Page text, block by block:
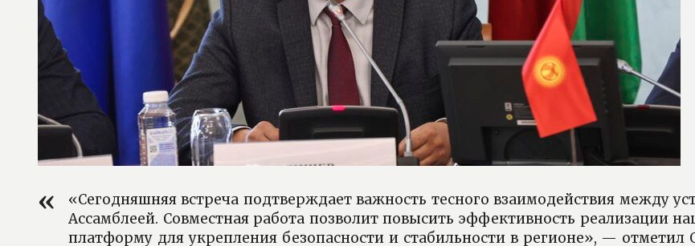
«Сегодняшняя встреча подтверждает важность тесного взаимодействия между
Ассамблеей. Совместная работа позволит повысить эффективность реализации
платформу для укрепления безопасности и стабильности в регионе», — отметил